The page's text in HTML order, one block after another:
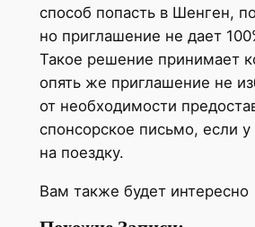
способ попасть в Шенген,
но приглашение не дает
Такое решение принимает
опять же приглашение не
от необходимости
спонсорское письмо, если у
на поездку.
Вам также будет интересно